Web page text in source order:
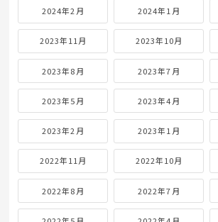
2024年2月 2024年1月
2023年11月 2023年10月
2023年8月 2023年7月
2023年5月 2023年4月
2023年2月 2023年1月
2022年11月 2022年10月
2022年8月 2022年7月